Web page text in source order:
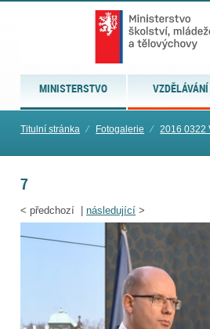
MINISTERSTVO VZDĚLÁVÁNÍ
Titulní stránka ⁄ Fotogalerie ⁄ 2016 0322
7
< předchozí | následující >